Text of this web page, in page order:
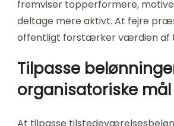
fremviser topperformere,
deltage mere aktivt. At fejre
offentligt forstærker værdien af
Tilpasse
organisatoriske mål